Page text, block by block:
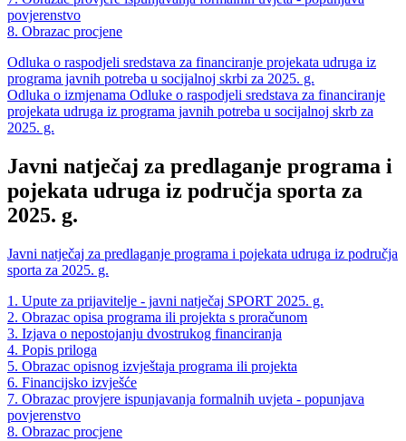
povjerenstvo
8. Obrazac procjene
Odluka o raspodjeli sredstava za financiranje projekata udruga iz
programa javnih potreba u socijalnoj skrbi za 2025. g.
Odluka o izmjenama Odluke o raspodjeli sredstava za financiranje
projekata udruga iz programa javnih potreba u socijalnoj skrb za
2025. g.
Javni natječaj za predlaganje programa i
pojekata udruga iz područja sporta za
2025. g.
Javni natječaj za predlaganje programa i pojekata udruga iz područja
sporta za 2025. g.
1. Upute za prijavitelje - javni natječaj SPORT 2025. g.
2. Obrazac opisa programa ili projekta s proračunom
3. Izjava o nepostojanju dvostrukog financiranja
4. Popis priloga
5. Obrazac opisnog izvještaja programa ili projekta
6. Financijsko izvješće
7. Obrazac provjere ispunjavanja formalnih uvjeta - popunjava
povjerenstvo
8. Obrazac procjene